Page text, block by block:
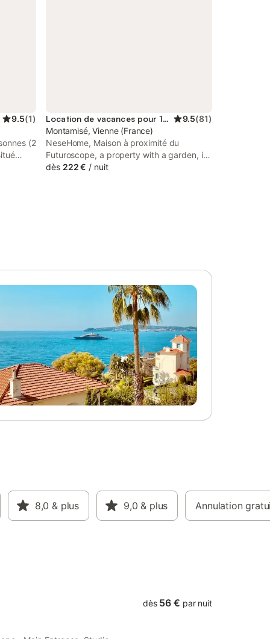
9.5(1)
(2
à
m² et
lit
-
lit
Location de vacances pour 10 personnes 9.5(81)
Montamisé, Vienne (France)
NeseHome, Maison à proximité du
Futuroscope, a property with a garden, is
set in Montamisé, 7.9 km from Poitiers
dès 222 € / nuit
8,0 & plus 9,0 & plus Annulation
dès 56 € par nuit